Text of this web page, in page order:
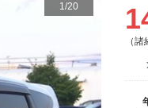
1/20
（